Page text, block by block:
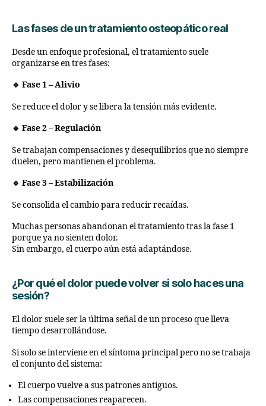
Las fases de un tratamiento osteopático real
Desde un enfoque profesional, el tratamiento suele
organizarse en tres fases:
🔹 Fase 1 – Alivio
Se reduce el dolor y se libera la tensión más evidente.
🔹 Fase 2 – Regulación
Se trabajan compensaciones y desequilibrios que no siempre
duelen, pero mantienen el problema.
🔹 Fase 3 – Estabilización
Se consolida el cambio para reducir recaídas.
Muchas personas abandonan el tratamiento tras la fase 1
porque ya no sienten dolor.
Sin embargo, el cuerpo aún está adaptándose.
¿Por qué el dolor puede volver si solo haces una
sesión?
El dolor suele ser la última señal de un proceso que lleva
tiempo desarrollándose.
Si solo se interviene en el síntoma principal pero no se trabaja
el conjunto del sistema:
El cuerpo vuelve a sus patrones antiguos.
Las compensaciones reaparecen.